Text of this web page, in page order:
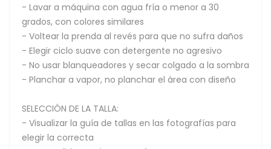
- Lavar a máquina con agua fría o menor a 30
grados, con colores similares
- Voltear la prenda al revés para que no sufra daños
- Elegir ciclo suave con detergente no agresivo
- No usar blanqueadores y secar colgado a la sombra
- Planchar a vapor, no planchar el área con diseño
SELECCIÓN DE LA TALLA:
- Visualizar la guía de tallas en las fotografías para
elegir la correcta